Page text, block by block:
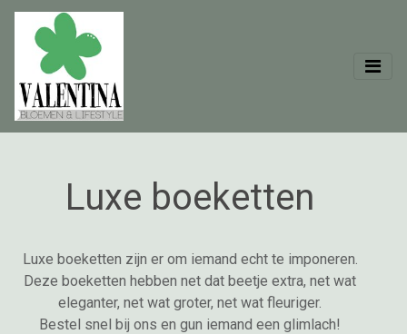
Luxe boeketten
Luxe boeketten zijn er om iemand echt te imponeren.
Deze boeketten hebben net dat beetje extra, net wat
eleganter, net wat groter, net wat fleuriger.
Bestel snel bij ons en gun iemand een glimlach!